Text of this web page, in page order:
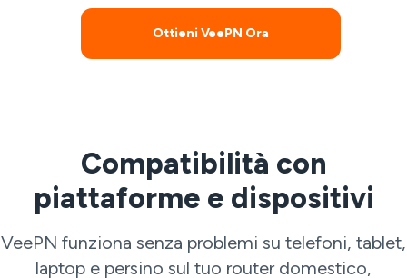
Ottieni VeePN Ora
Compatibilità con
piattaforme e dispositivi
VeePN funziona senza problemi su telefoni, tablet,
laptop e persino sul tuo router domestico,